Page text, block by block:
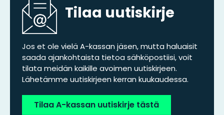
Tilaa uutiskirje
Jos et ole vielä A-kassan jäsen, mutta haluaisit
saada ajankohtaista tietoa sähköpostiisi, voit
tilata meidän kaikille avoimen uutiskirjeen.
Lähetämme uutiskirjeen kerran kuukaudessa.
Tilaa A-kassan uutiskirje tästä